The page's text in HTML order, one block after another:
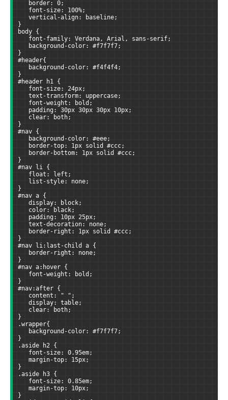
border: 0;
font-size: 100%;
vertical-align: baseline;
}
body {
font-family: Verdana, Arial, sans-serif;
background-color: #f7f7f7;
}
#header{
background-color: #f4f4f4;
}
#header h1 {
font-size: 24px;
text-transform: uppercase;
font-weight: bold;
padding: 30px 30px 30px 10px;
clear: both;
}
#nav {
background-color: #eee;
border-top: 1px solid #ccc;
border-bottom: 1px solid #ccc;
}
#nav li {
float: left;
list-style: none;
}
#nav a {
display: block;
color: black;
padding: 10px 25px;
text-decoration: none;
border-right: 1px solid #ccc;
}
#nav li:last-child a {
border-right: none;
}
#nav a:hover {
font-weight: bold;
}
#nav:after {
content: " ";
display: table;
clear: both;
}
.wrapper{
background-color: #f7f7f7;
}
.aside h2 {
font-size: 0.95em;
margin-top: 15px;
}
.aside h3 {
font-size: 0.85em;
margin-top: 10px;
}